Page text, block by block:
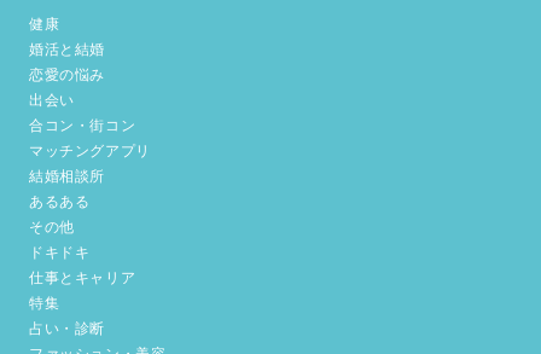
健康
婚活と結婚
恋愛の悩み
出会い
合コン・街コン
マッチングアプリ
結婚相談所
あるある
その他
ドキドキ
仕事とキャリア
特集
占い・診断